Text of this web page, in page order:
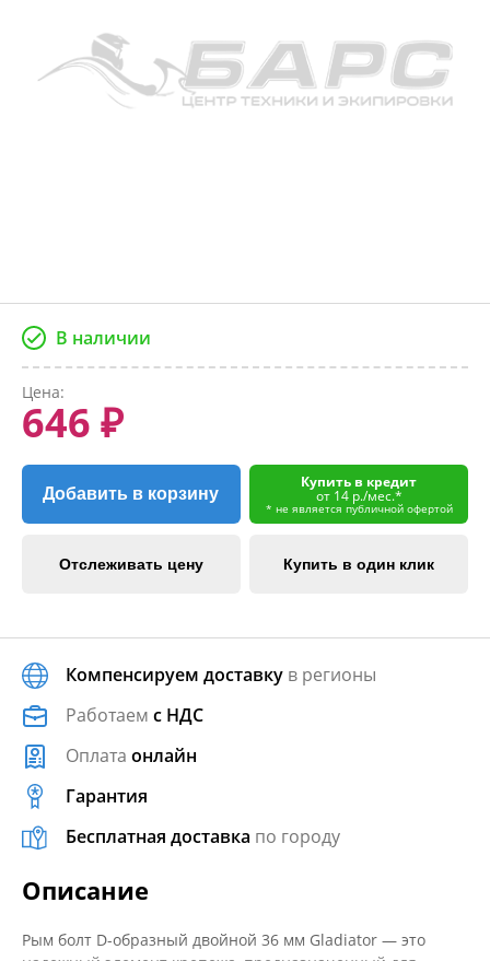
В наличии
Цена:
646 ₽
Добавить в корзину
Купить в кредит
от 14 р./мес.*
* не является публичной офертой
Отслеживать цену Купить в один клик
Компенсируем доставку в регионы
Работаем с НДС
Оплата онлайн
Гарантия
Бесплатная доставка по городу
Описание
Рым болт D-образный двойной 36 мм Gladiator — это